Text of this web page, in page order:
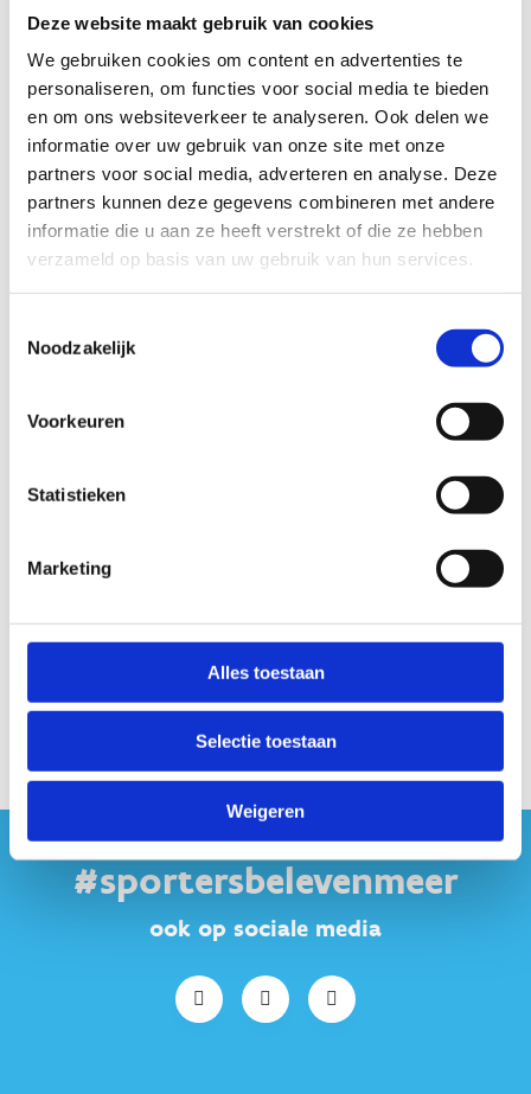
Deze website maakt gebruik van cookies
We gebruiken cookies om content en advertenties te
personaliseren, om functies voor social media te bieden
en om ons websiteverkeer te analyseren. Ook delen we
informatie over uw gebruik van onze site met onze
partners voor social media, adverteren en analyse. Deze
partners kunnen deze gegevens combineren met andere
informatie die u aan ze heeft verstrekt of die ze hebben
verzameld op basis van uw gebruik van hun services.
Noodzakelijk
Voorkeuren
Statistieken
Marketing
Alles toestaan
Selectie toestaan
Weigeren
terwijl de groene lus 3,7 km telt. Na de rode lus heb je 5,5
loopkilometers op de teller staan. Vanaf restaurant het Wit
Toreke, een restant van een riddergoed, leiden de drie parcours
je naar de historische hoofddreef, een dubbele oude
beukendreef. Je passeert langs waardevolle graslanden, waar
je met een beetje geluk de zeer zeldzame bruine vuurvlinder
opmerkt die hier enkele jaren geleden voor het eerst werd
waargenomen. Tussen de, voornamelijk grove en Corsicaanse,
dennen geniet je van alle rust en stilte van dit prachtige
domeinbos.
Ter Heidelaan
#sportersbelevenmeer
ook op sociale media